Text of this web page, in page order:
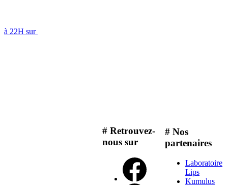
à 22H sur
# Retrouvez-
nous sur
# Nos
partenaires
Laboratoire
Lips
Kumulus